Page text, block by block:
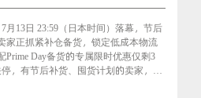
月13日 23:59（日本时间）落幕，节后
家正抓紧补仓备货，锁定低成本物流
Day备货的专属限时优惠仅剩3
，有节后补货、囤货计划的卖家，抓